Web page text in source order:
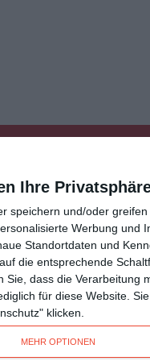
Ihre
speichern und/oder
Werbung und
Standortdaten und
die entsprechende
Sie, dass die Verarbeitung
für diese Website.
klicken.
MEHR OPTIONEN
Ereignis-Kalender
anderen Sprachen:
Geburtstagskarten